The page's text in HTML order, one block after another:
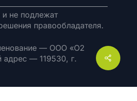
не подлежат
правообладателя.
— ООО «О2
— 119530, г.
Share